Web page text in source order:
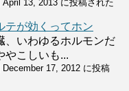
April 13, 2013 に投稿された
テが効くってホン
、いわゆるホルモンだ
やこしいも...
December 17, 2012 に投稿